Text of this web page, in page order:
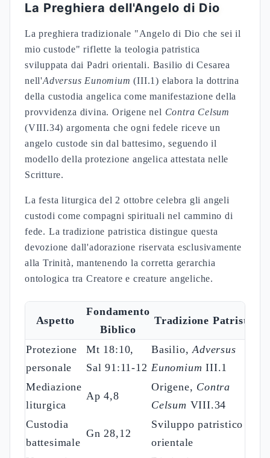
La Preghiera dell'Angelo di Dio
La preghiera tradizionale "Angelo di Dio che sei il
mio custode" riflette la teologia patristica
sviluppata dai Padri orientali. Basilio di Cesarea
nell'Adversus Eunomium (III.1) elabora la dottrina
della custodia angelica come manifestazione della
provvidenza divina. Origene nel Contra Celsum
(VIII.34) argomenta che ogni fedele riceve un
angelo custode sin dal battesimo, seguendo il
modello della protezione angelica attestata nelle
Scritture.
La festa liturgica del 2 ottobre celebra gli angeli
custodi come compagni spirituali nel cammino di
fede. La tradizione patristica distingue questa
devozione dall'adorazione riservata esclusivamente
alla Trinità, mantenendo la corretta gerarchia
ontologica tra Creatore e creature angeliche.
Aspetto
Fondamento
Biblico
Tradizione Patristica
Protezione
personale
Mt 18:10,
Sal 91:11-12
Basilio,Adversus
Eunomium III.1
Mediazione
liturgica
Ap 4,8
Origene, Contra
Celsum VIII.34
Custodia
battesimale
Gn 28,12
Sviluppo patristico
orientale